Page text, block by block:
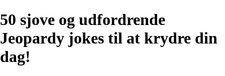
50 sjove og udfordrende
Jeopardy jokes til at krydre din
dag!